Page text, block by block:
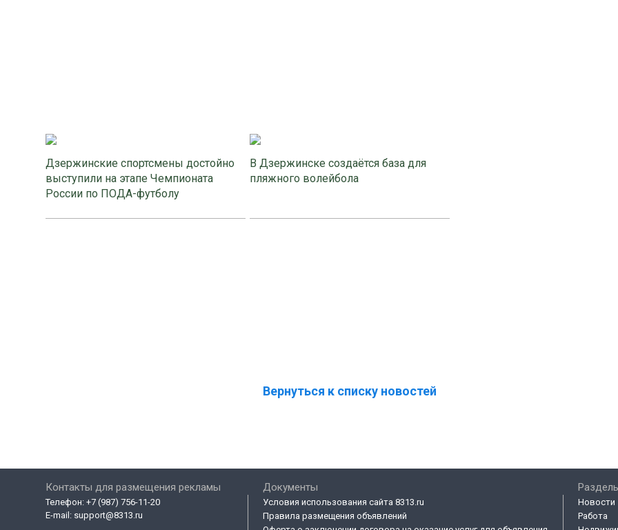
Дзержинские спортсмены достойно
выступили на этапе Чемпионата
России по ПОДА-футболу
В Дзержинске создаётся база для
пляжного волейбола
Вернуться к списку новостей
Контакты для размещения рекламы
Телефон: +7 (987) 756-11-20
E-mail: support@8313.ru
Документы
Условия использования сайта 8313.ru
Правила размещения объявлений
Новости
Работа